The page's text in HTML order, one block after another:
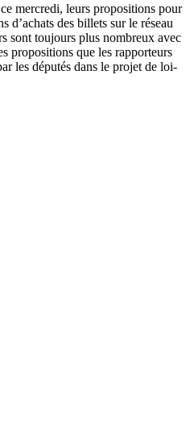
mercredi, leurs propositions pour
d’achats des billets sur le réseau
sont toujours plus nombreux avec
propositions que les rapporteurs
les députés dans le projet de loi-